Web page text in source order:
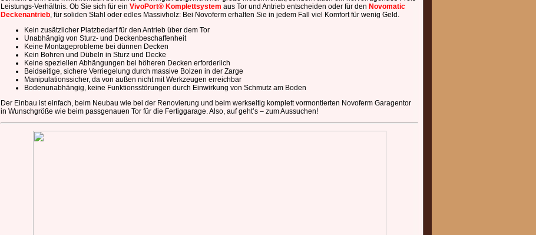
Leistungs-Verhältnis. Ob Sie sich für ein VivoPort® Komplettsystem aus Tor und Antrieb entscheiden oder für den Novomatic
Deckenantrieb, für soliden Stahl oder edles Massivholz: Bei Novoferm erhalten Sie in jedem Fall viel Komfort für wenig Geld.
Kein zusätzlicher Platzbedarf für den Antrieb über dem Tor
Unabhängig von Sturz- und Deckenbeschaffenheit
Keine Montageprobleme bei dünnen Decken
Kein Bohren und Dübeln in Sturz und Decke
Keine speziellen Abhängungen bei höheren Decken erforderlich
Beidseitige, sichere Verriegelung durch massive Bolzen in der Zarge
Manipulationssicher, da von außen nicht mit Werkzeugen erreichbar
Bodenunabhängig, keine Funktionsstörungen durch Einwirkung von Schmutz am Boden
Der Einbau ist einfach, beim Neubau wie bei der Renovierung und beim werkseitig komplett vormontierten Novoferm Garagentor
in Wunschgröße wie beim passgenauen Tor für die Fertiggarage. Also, auf geht’s – zum Aussuchen!